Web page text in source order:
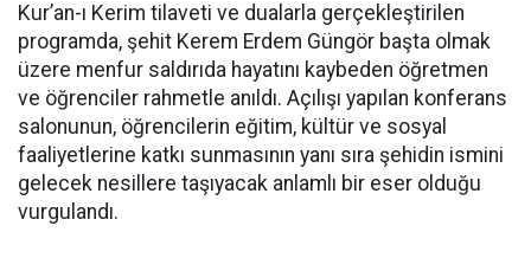
Kur’an-ı Kerim tilaveti ve dualarla gerçekleştirilen
programda, şehit Kerem Erdem Güngör başta olmak
üzere menfur saldırıda hayatını kaybeden öğretmen
ve öğrenciler rahmetle anıldı. Açılışı yapılan konferans
salonunun, öğrencilerin eğitim, kültür ve sosyal
faaliyetlerine katkı sunmasının yanı sıra şehidin ismini
gelecek nesillere taşıyacak anlamlı bir eser olduğu
vurgulandı.